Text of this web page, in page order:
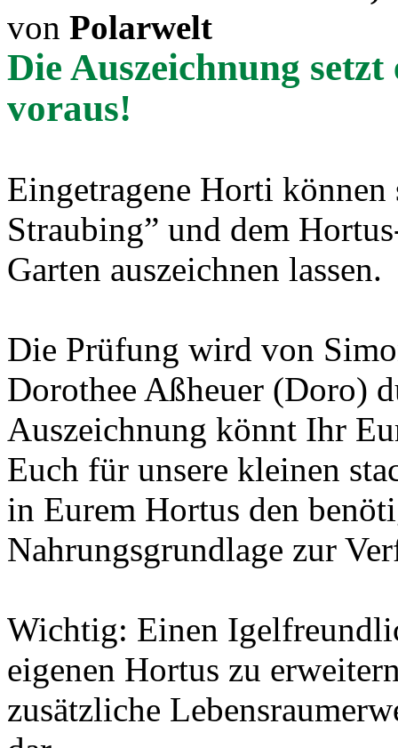
von Polarwelt
Die Auszeichnung
voraus!
Eingetragene Horti
Straubing” und dem
Garten auszeichnen lassen.
Die Prüfung wird von
Dorothee Aßheuer (Doro)
Auszeichnung könnt Ihr
Euch für unsere kleinen
in Eurem Hortus den
Nahrungsgrundlage zur
Wichtig: Einen
eigenen Hortus zu
zusätzliche